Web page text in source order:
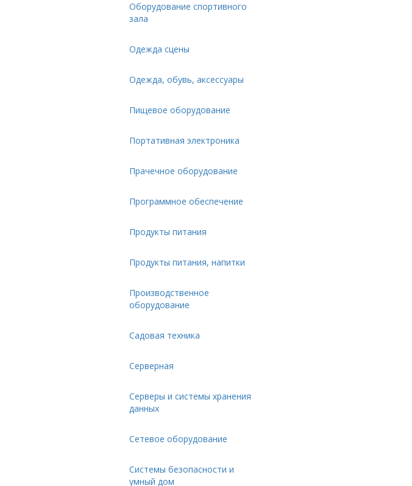
Оборудование спортивного
зала
Одежда сцены
Одежда, обувь, аксессуары
Пищевое оборудование
Портативная электроника
Прачечное оборудование
Программное обеспечение
Продукты питания
Продукты питания, напитки
Производственное
оборудование
Садовая техника
Серверная
Серверы и системы хранения
данных
Сетевое оборудование
Системы безопасности и
умный дом